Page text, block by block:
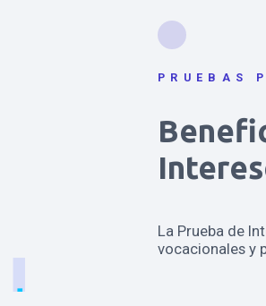
PRUEBAS
La Prueba de
vocacionales y